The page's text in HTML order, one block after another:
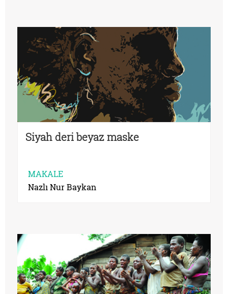
Siyah deri beyaz maske
MAKALE
Nazlı Nur Baykan